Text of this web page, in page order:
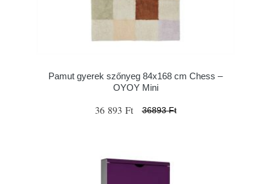
Pamut gyerek szőnyeg 84x168 cm Chess –
OYOY Mini
36 893 Ft 36893 Ft